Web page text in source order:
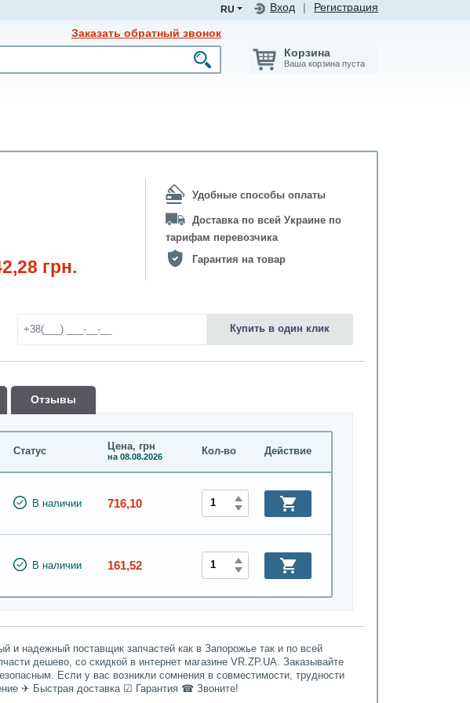
Вход Регистрация
RU
Заказать обратный звонок
Корзина
Ваша корзина пуста
грн.
Удобные способы оплаты
Доставка по всей Украине по
тарифам перевозчика
Гарантия на товар
Купить в один клик
Oтзывы
Статус Цена, грн
на 08.08.2026 Кол-во Действие
В наличии 716,10
В наличии 161,52
и надежный поставщик запчастей как в Запорожье так и по всей
дешево, со скидкой в интернет магазине VR.ZP.UA. Заказывайте
Если у вас возникли сомнения в совместимости, трудности
✈ Быстрая доставка ☑ Гарантия ☎ Звоните!